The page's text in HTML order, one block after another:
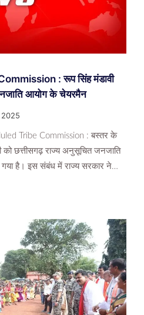
: रूप सिंह मंडावी
आयोग के चेयरमैन
Tribe Commission : बस्तर के
को छत्तीसगढ़ राज्य अनुसूचित जनजाति
गया है। इस संबंध में राज्य सरकार ने…